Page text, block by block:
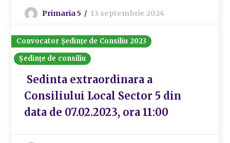
Primaria 5 13 septembrie 2024
Convocator Ședințe de Consiliu 2023
Ședințe de consiliu
Sedinta extraordinara a
Consiliului Local Sector 5 din
data de 07.02.2023, ora 11:00